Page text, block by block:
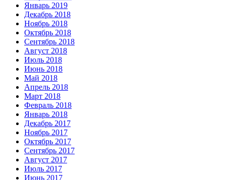
Январь 2019
Декабрь 2018
Ноябрь 2018
Октябрь 2018
Сентябрь 2018
Август 2018
Июль 2018
Июнь 2018
Май 2018
Апрель 2018
Март 2018
Февраль 2018
Январь 2018
Декабрь 2017
Ноябрь 2017
Октябрь 2017
Сентябрь 2017
Август 2017
Июль 2017
Июнь 2017